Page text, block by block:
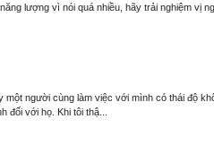
lượng vì nói quá nhiều, hãy trải nghiệm vị
một người cùng làm việc với mình có thái độ
đối với họ. Khi tôi thậ...